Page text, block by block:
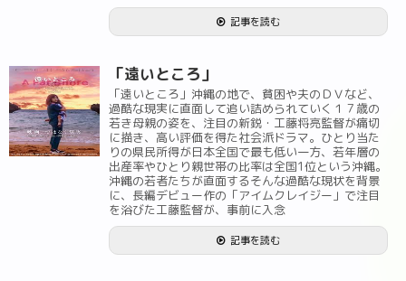
記事を読む
「遠いところ」
「遠いところ」沖縄の地で、貧困や夫のＤＶなど、
過酷な現実に直面して追い詰められていく１７歳の
若き母親の姿を、注目の新鋭・工藤将亮監督が痛切
に描き、高い評価を得た社会派ドラマ。ひとり当た
りの県民所得が日本全国で最も低い一方、若年層の
出産率やひとり親世帯の比率は全国1位という沖縄。
沖縄の若者たちが直面するそんな過酷な現状を背景
に、長編デビュー作の「アイムクレイジー」で注目
を浴びた工藤監督が、事前に入念
記事を読む